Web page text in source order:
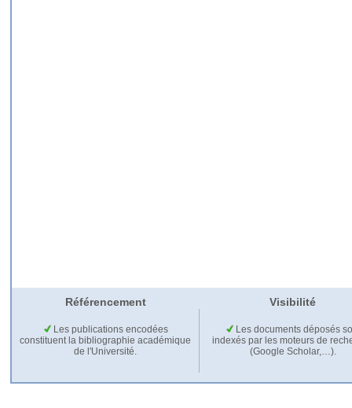
Référencement Visibilité
Les publications encodées
constituent la bibliographie académique
de l'Université.
Les documents déposés
indexés par les moteurs de
(Google Scholar,…).